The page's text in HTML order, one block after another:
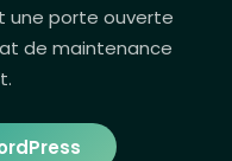
une porte ouverte
de maintenance